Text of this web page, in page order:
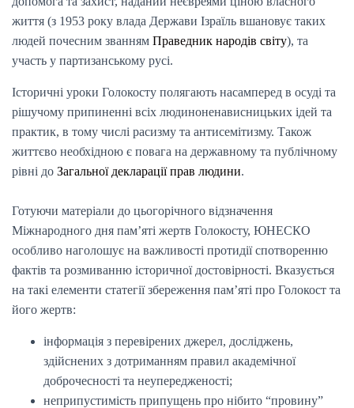
життя (з 1953 року влада Держави Ізраїль вшановує таких
людей почесним званням Праведник народів світу), та
участь у партизанському русі.
Історичні уроки Голокосту полягають насамперед в осуді та
рішучому припиненні всіх людиноненависницьких ідей та
практик, в тому числі расизму та антисемітизму. Також
життєво необхідною є повага на державному та публічному
рівні до Загальної декларації прав людини.
Готуючи матеріали до цьогорічного відзначення
Міжнародного дня пам’яті жертв Голокосту, ЮНЕСКО
особливо наголошує на важливості протидії спотворенню
фактів та розмиванню історичної достовірності. Вказується
на такі елементи статегії збереження пам’яті про Голокост та
його жертв:
інформація з перевірених джерел, досліджень,
здійснених з дотриманням правил академічної
доброчесності та неупередженості;
неприпустимість припущень про нібито “провину”